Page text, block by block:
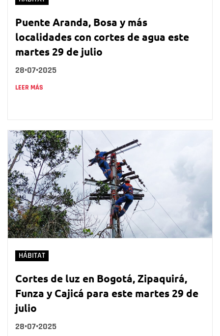
Puente Aranda, Bosa y más
localidades con cortes de agua este
martes 29 de julio
28•07•2025
LEER MÁS
HÁBITAT
Cortes de luz en Bogotá, Zipaquirá,
Funza y Cajicá para este martes 29 de
julio
28•07•2025